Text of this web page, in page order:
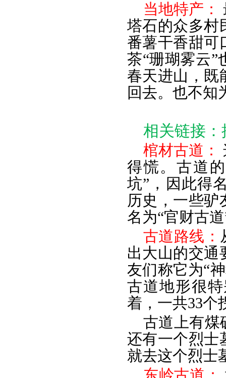
当地特产：
塔石的众多村
番薯干香甜可
茶“珊瑚雾云”
春天进山，既
回去。也不知
相关链接
棺材古道：
得慌。古道
坑”，因此得
历史，一些驴
名为“官财古
古道路线：
出大山的交通
友们称它为“
古道地形很
着，一共33个
古道上有煤
还有一个烈士
就去这个烈士